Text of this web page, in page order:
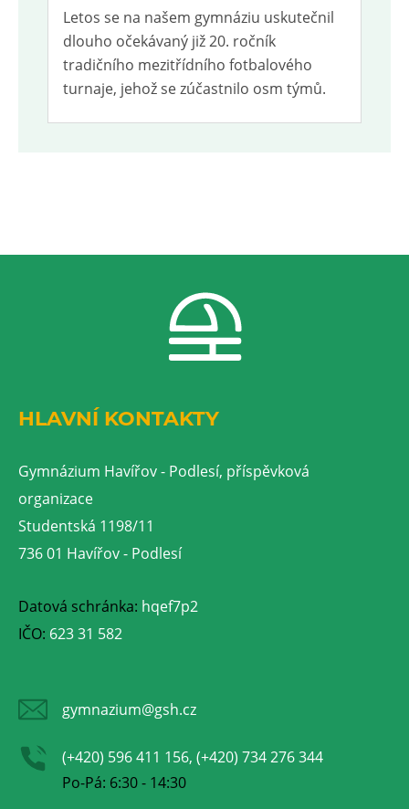
Letos se na našem gymnáziu uskutečnil
dlouho očekávaný již 20. ročník
tradičního mezitřídního fotbalového
turnaje, jehož se zúčastnilo osm týmů.
HLAVNÍ KONTAKTY
Gymnázium Havířov - Podlesí, příspěvková
organizace
Studentská 1198/11
736 01 Havířov - Podlesí
Datová schránka: hqef7p2
IČO: 623 31 582
gymnazium@gsh.cz
(+420) 596 411 156, (+420) 734 276 344
Po-Pá: 6:30 - 14:30